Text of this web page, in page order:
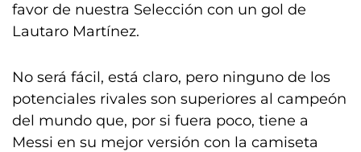
favor de nuestra Selección con un gol de
Lautaro Martínez.
No será fácil, está claro, pero ninguno de los
potenciales rivales son superiores al campeón
del mundo que, por si fuera poco, tiene a
Messi en su mejor versión con la camiseta